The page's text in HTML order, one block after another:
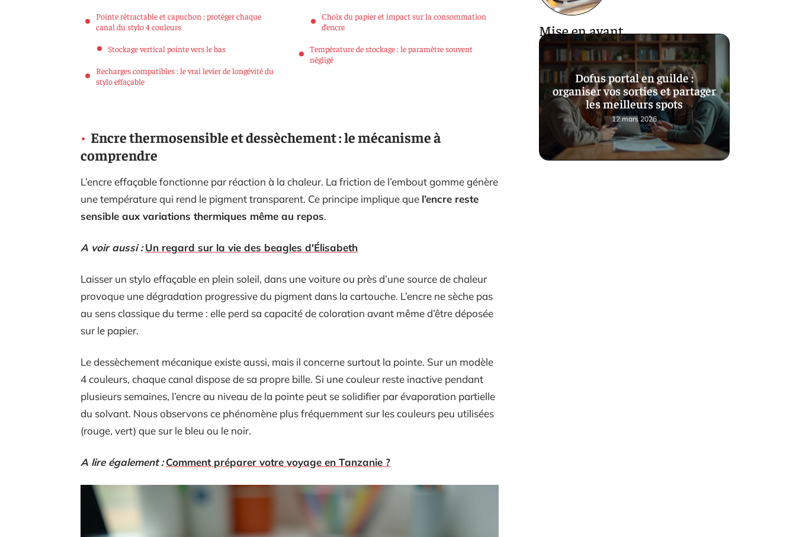
Pointe rétractable et capuchon : protéger chaque
canal du stylo 4 couleurs
Stockage vertical pointe vers le bas
Recharges compatibles : le vrai levier de longévité du
stylo effaçable
Choix du papier et impact sur la consommation
d’encre
Température de stockage : le paramètre souvent
négligé
Encre thermosensible et dessèchement : le mécanisme à
comprendre
L’encre effaçable fonctionne par réaction à la chaleur. La friction de l’embout gomme génère
une température qui rend le pigment transparent. Ce principe implique que l’encre reste
sensible aux variations thermiques même au repos.
A voir aussi : Un regard sur la vie des beagles d'Élisabeth
Laisser un stylo effaçable en plein soleil, dans une voiture ou près d’une source de chaleur
provoque une dégradation progressive du pigment dans la cartouche. L’encre ne sèche pas
au sens classique du terme : elle perd sa capacité de coloration avant même d’être déposée
sur le papier.
Le dessèchement mécanique existe aussi, mais il concerne surtout la pointe. Sur un modèle
4 couleurs, chaque canal dispose de sa propre bille. Si une couleur reste inactive pendant
plusieurs semaines, l’encre au niveau de la pointe peut se solidifier par évaporation partielle
du solvant. Nous observons ce phénomène plus fréquemment sur les couleurs peu utilisées
(rouge, vert) que sur le bleu ou le noir.
A lire également : Comment préparer votre voyage en Tanzanie ?
Mise en avant
Dofus portal en guilde :
organiser vos sorties et partager
les meilleurs spots
12 mars 2026